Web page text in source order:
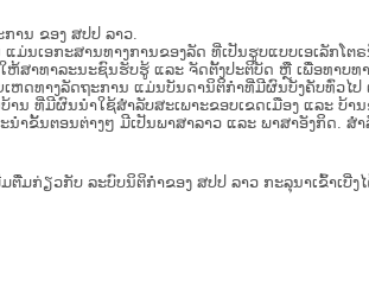
ານ ຂອງ ສປປ ລາວ.
ນ​ເອ​ກະ​ສານ​ທາງ​ການ​ຂອງ​ລັດ ທີ່​ເປັນ​ຮູບ​ແບບ​ເອ​ເລັກ​ໂຕ​
ຫ້​ສາ​ທາ​ລະ​ນະ​ຊົນ​ຮັບ​ຮູ້ ແລະ ຈັດ​ຕັ້ງ​ປະ​ຕິ​ບັດ ຫຼື ເພື່ອທາບທ
ຫດ​ທາງ​ລັດ​ຖະ​ການ ​ແມ່ນ​ບັນ​ດາ​ນິ​ຕິ​ກຳ​ທີ່​ມີ​ຜົນ​ບັງ​ຄັບ​ທົ່ວ​ໄ
ານ ​ທີ່​ມີ​ຜົນ​ນຳ​ໃຊ້​ສຳ​ລັບ​ສະ​ເພາະ​ຂອບ​ເຂດ​ເມືອງ ແລະ ບ້ານ​
ນໍາຂັ້ນຕອນຕ່າງໆ ມີເປັນພາສາລາວ ແລະ ພາສາອັງກິດ.
ຕື່ມກ່ຽວກັບ ລະບົບນິຕິກຳຂອງ ສປປ ລາວ ກະລຸນາເຂົ້າເບີ່ງ